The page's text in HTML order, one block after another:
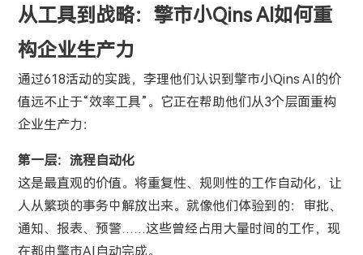
从工具到战略：擎市小Qins AI如何重
构企业生产力
通过618活动的实践，李理他们认识到擎市小Qins AI的价
值远不止于“效率工具”。它正在帮助他们从3个层面重构
企业生产力：
第一层：流程自动化
这是最直观的价值。将重复性、规则性的工作自动化，让
人从繁琐的事务中解放出来。就像他们体验到的：审批、
通知、报表、预警……这些曾经占用大量时间的工作，现
在都由擎市AI自动完成。